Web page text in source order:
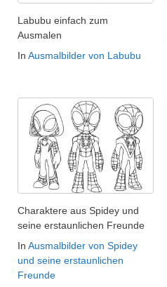
Labubu einfach zum
Ausmalen
In Ausmalbilder von Labubu
Charaktere aus Spidey und
seine erstaunlichen Freunde
In Ausmalbilder von Spidey
und seine erstaunlichen
Freunde